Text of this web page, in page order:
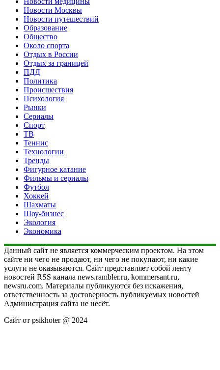
Новости Москвы
Новости путешествий
Образование
Общество
Около спорта
Отдых в России
Отдых за границей
ПДД
Политика
Происшествия
Психология
Рынки
Сериалы
Спорт
ТВ
Теннис
Технологии
Тренды
Фигурное катание
Фильмы и сериалы
Футбол
Хоккей
Шахматы
Шоу-бизнес
Экология
Экономика
Данный сайт не является коммерческим проектом. На этом
сайте ни чего не продают, ни чего не покупают, ни какие
услуги не оказываются. Сайт представляет собой ленту
новостей RSS канала news.rambler.ru, kommersant.ru,
newsru.com. Материалы публикуются без искажения,
ответственность за достоверность публикуемых новостей
Администрация сайта не несёт.
Сайт от psikhoter @ 2024